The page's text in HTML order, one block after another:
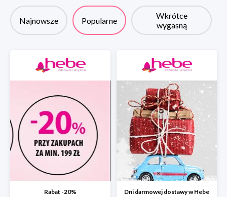
Najnowsze Popularne
Wkrótce
wygasną
Rabat -20% Dni darmowej dostawy w Hebe